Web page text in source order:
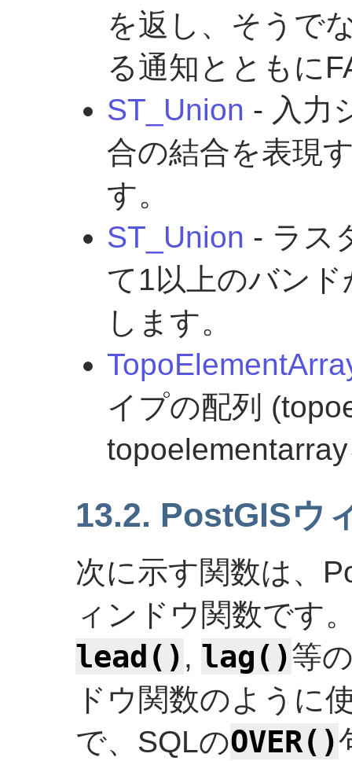
を返し、そうで
る通知とともに
ST_Union - 入力
合の結合を表現
す。
ST_Union - ラス
て1以上のバン
します。
イプの配列
13.2. PostGISウ
次に示す関数は、
ィンドウ関数です
lead() , lag()等
ドウ関数のように
で、SQLのOVER()